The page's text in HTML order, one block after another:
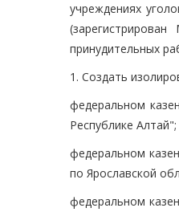
учреждениях
принудительных
1. Создать
федеральном
Республике Алтай";
федеральном
по Ярославской
федеральном